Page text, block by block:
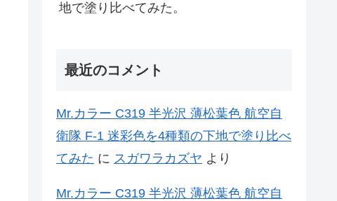
地で塗り比べてみた。
最近のコメント
Mr.カラー C319 半光沢 薄松葉色 航空自
衛隊 F-1 迷彩色を4種類の下地で塗り比べ
てみた に スガワラカズヤ より
Mr.カラー C319 半光沢 薄松葉色 航空自